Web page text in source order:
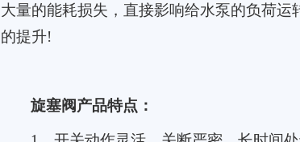
大量的能耗损失，直接影响给水泵的负荷运
的提升!
旋塞阀产品特点：